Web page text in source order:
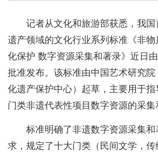
记者从文化和旅游部获悉，我
遗产领域的文化行业系列标准《非
化保护 数字资源采集和著录》近日
批准发布。该标准由中国艺术研究
化遗产保护中心）起草，主要用于
门类非遗代表性项目数字资源的采集
标准明确了非遗数字资源采集
求，规定了十大门类（民间文学，